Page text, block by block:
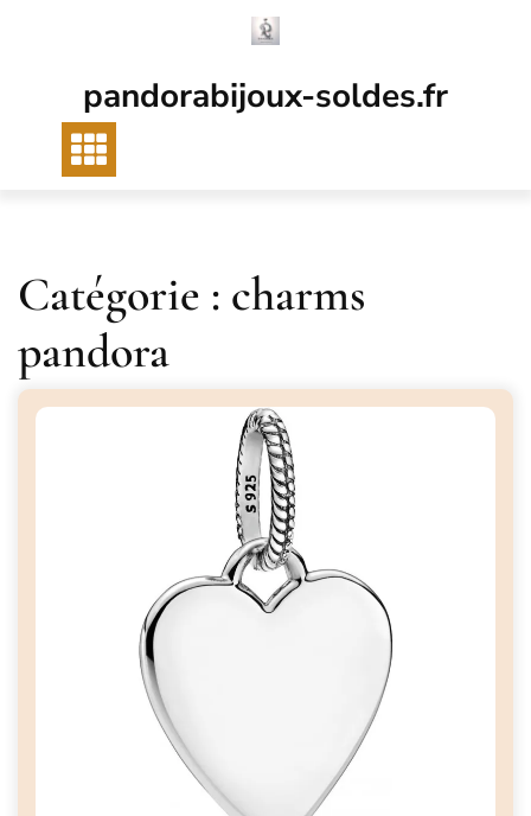
pandorabijoux-soldes.fr
Catégorie : charms
pandora